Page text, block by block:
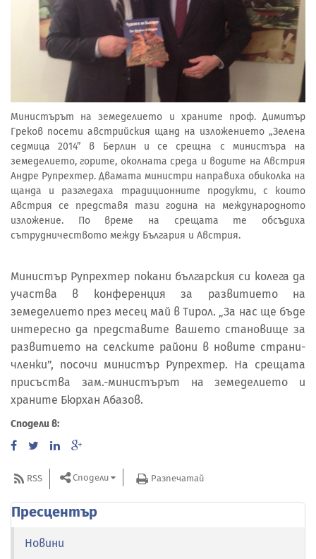
Министърът на земеделието и храните проф. Димитър
Греков посети австрийския щанд на изложението „Зелена
седмица 2014” в Берлин и се срещна с министъра на
земеделието, горите, околната среда и водите на Австрия
Андре Рупрехтер. Двамата министри направиха обиколка на
щанда и разгледаха традиционните продукти, с които
Австрия се представя тази година на международното
изложение. По време на срещата те обсъдиха
сътрудничеството между България и Австрия.
Министър Рупрехтер покани българския си колега да
участва в конференция за развитието на
земеделието през месец май в Тирол. „За нас ще бъде
интересно да представите вашето становище за
развитието на селските райони в новите страни-
членки”, посочи министър Рупрехтер. На срещата
присъства зам.-министърът на земеделието и
храните Бюрхан Абазов.
Сподели в:
RSS Сподели Разпечатай
Пресцентър
Новини